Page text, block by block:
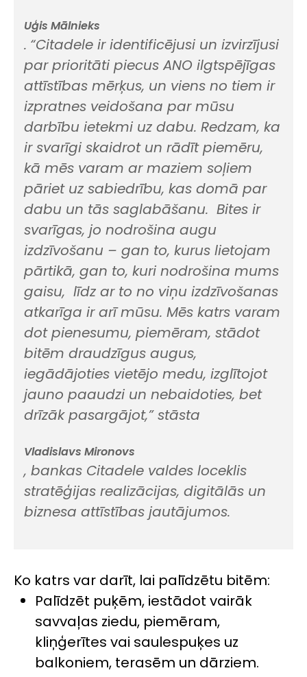
Uģis Mālnieks
. “Citadele ir identificējusi un izvirzījusi
par prioritāti piecus ANO ilgtspējīgas
attīstības mērķus, un viens no tiem ir
izpratnes veidošana par mūsu
darbību ietekmi uz dabu. Redzam, ka
ir svarīgi skaidrot un rādīt piemēru,
kā mēs varam ar maziem soļiem
pāriet uz sabiedrību, kas domā par
dabu un tās saglabāšanu. Bites ir
svarīgas, jo nodrošina augu
izdzīvošanu – gan to, kurus lietojam
pārtikā, gan to, kuri nodrošina mums
gaisu, līdz ar to no viņu izdzīvošanas
atkarīga ir arī mūsu. Mēs katrs varam
dot pienesumu, piemēram, stādot
bitēm draudzīgus augus,
iegādājoties vietējo medu, izglītojot
jauno paaudzi un nebaidoties, bet
drīzāk pasargājot,” stāsta
Vladislavs Mironovs
, bankas Citadele valdes loceklis
stratēģijas realizācijas, digitālās un
biznesa attīstības jautājumos.
Ko katrs var darīt, lai palīdzētu bitēm:
Palīdzēt puķēm, iestādot vairāk
savvaļas ziedu, piemēram,
kliņģerītes vai saulespuķes uz
balkoniem, terasēm un dārziem.